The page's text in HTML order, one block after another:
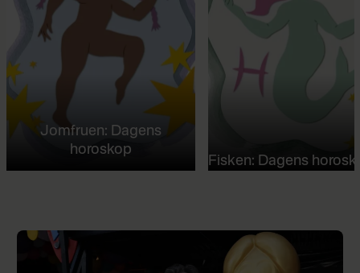
Jomfruen: Dagens
horoskop
Fisken: Dagens